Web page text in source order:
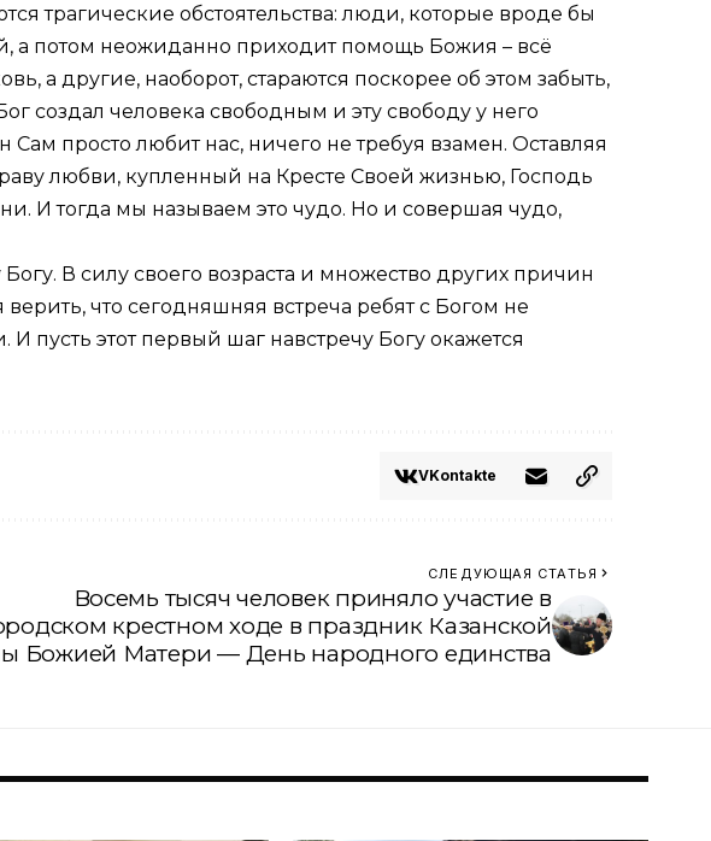
трагические обстоятельства: люди, которые вроде бы
а потом неожиданно приходит помощь Божия – всё
а другие, наоборот, стараются поскорее об этом забыть,
создал человека свободным и эту свободу у него
просто любит нас, ничего не требуя взамен. Оставляя
любви, купленный на Кресте Своей жизнью, Господь
И тогда мы называем это чудо. Но и совершая чудо,
В силу своего возраста и множество других причин
что сегодняшняя встреча ребят с Богом не
пусть этот первый шаг навстречу Богу окажется
VKontakte
СЛЕДУЮЩАЯ СТАТЬЯ
Восемь тысяч человек приняло участие в
крестном ходе в праздник Казанской
Божией Матери — День народного единства